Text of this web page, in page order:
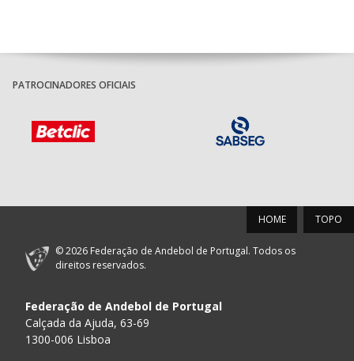
PATROCINADORES OFICIAIS
TOPO
HOME
© 2026 Federação de Andebol de Portugal. Todos os
direitos reservados.
Federação de Andebol de Portugal
Calçada da Ajuda, 63-69
1300-006 Lisboa